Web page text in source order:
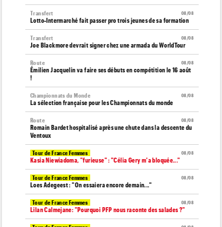
08/08
Transfert
Lotto-Intermarché fait passer pro trois jeunes de sa formation
08/08
Transfert
Joe Blackmore devrait signer chez une armada du WorldTour
08/08
Route
Émilien Jacquelin va faire ses débuts en compétition le 16 août
!
08/08
Championnats du Monde
La sélection française pour les Championnats du monde
08/08
Route
Romain Bardet hospitalisé après une chute dans la descente du
Ventoux
08/08
Tour de France Femmes
Kasia Niewiadoma, "furieuse" : "Célia Gery m'a bloquée..."
08/08
Tour de France Femmes
Loes Adegeest : "On essaiera encore demain..."
08/08
Tour de France Femmes
Lilan Calmejane: "Pourquoi PFP nous raconte des salades ?"